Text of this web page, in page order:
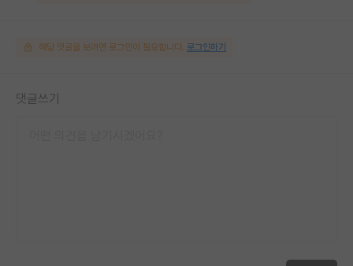
해당 댓글을 보려면 로그인이 필요합니다. 로그인하기
댓글쓰기